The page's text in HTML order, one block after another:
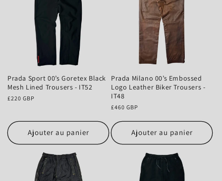
Prada Sport 00’s Goretex Black
Mesh Lined Trousers - IT52
Prix
£220 GBP
Ajouter au panier
Prada Milano 00’s Embossed
Logo Leather Biker Trousers -
IT48
Prix
£460 GBP
Ajouter au panier